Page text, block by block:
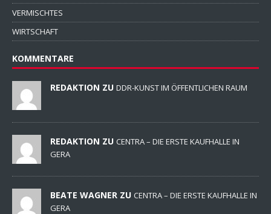
VERMISCHTES
WIRTSCHAFT
KOMMENTARE
REDAKTION ZU DDR-KUNST IM ÖFFENTLICHEN RAUM
REDAKTION ZU CENTRA – DIE ERSTE KAUFHALLE IN
GERA
BEATE WAGNER ZU CENTRA – DIE ERSTE KAUFHALLE IN
GERA